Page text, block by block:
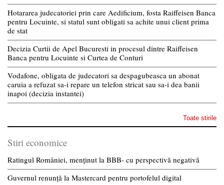
Hotararea judecatoriei prin care Aedificium, fosta Raiffeisen Banca
pentru Locuinte, si statul sunt obligati sa achite unui client prima
de stat
Decizia Curtii de Apel Bucuresti in procesul dintre Raiffeisen
Banca pentru Locuinte si Curtea de Conturi
Vodafone, obligata de judecatori sa despagubeasca un abonat
caruia a refuzat sa-i repare un telefon stricat sau sa-i dea banii
inapoi (decizia instantei)
Toate stirile
Stiri economice
Ratingul României, menținut la BBB- cu perspectivă negativă
Guvernul renunță la Mastercard pentru portofelul digital